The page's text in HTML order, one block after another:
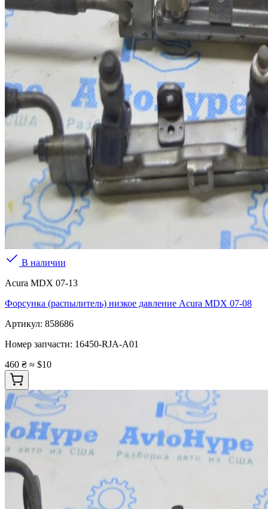
В наличии
Acura MDX 07-13
Форсунка (распылитель) низкое давление Acura MDX 07-08
Артикул: 858686
Номер запчасти: 16450-RJA-A01
460 ₴ ≈ $10